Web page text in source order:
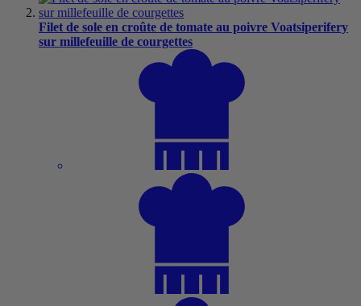
Filet de sole en croûte de tomate au poivre Voatsiperifery
sur millefeuille de courgettes